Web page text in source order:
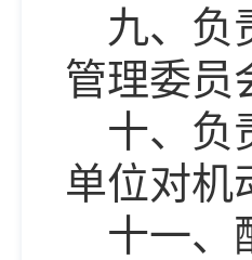
九、负
管理委员
十、负
单位对机
十一、